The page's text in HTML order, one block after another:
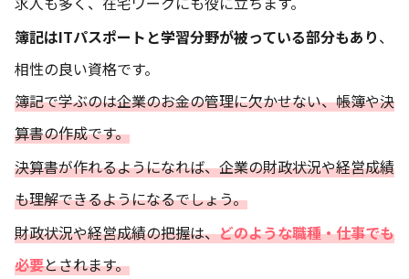
簿記はITパスポートと学習分野が被っている部分もあり、
相性の良い資格です。
簿記で学ぶのは企業のお金の管理に欠かせない、帳簿や決
算書の作成です。
決算書が作れるようになれば、企業の財政状況や経営成績
も理解できるようになるでしょう。
財政状況や経営成績の把握は、どのような職種・仕事でも
必要とされます。